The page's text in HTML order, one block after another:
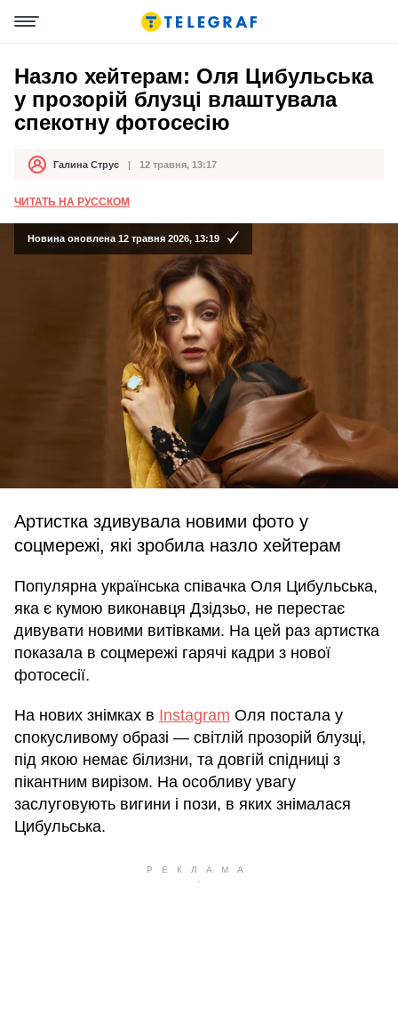
Назло хейтерам: Оля Цибульська
у прозорій блузці влаштувала
спекотну фотосесію
АвторГалина Струс
Дата публікації 12 травня, 13:17
ЧИТАТЬ НА РУССКОМ
Новина оновлена 12 травня 2026, 13:19
Артистка здивувала новими фото у
соцмережі, які зробила назло хейтерам
Популярна українська співачка Оля Цибульська,
яка є кумою виконавця Дзідзьо, не перестає
дивувати новими витівками. На цей раз артистка
показала в соцмережі гарячі кадри з нової
фотосесії.
На нових знімках в Instagram Оля постала у
спокусливому образі — світлій прозорій блузці,
під якою немає білизни, та довгій спідниці з
пікантним вирізом. На особливу увагу
заслуговують вигини і пози, в яких знімалася
Цибульська.